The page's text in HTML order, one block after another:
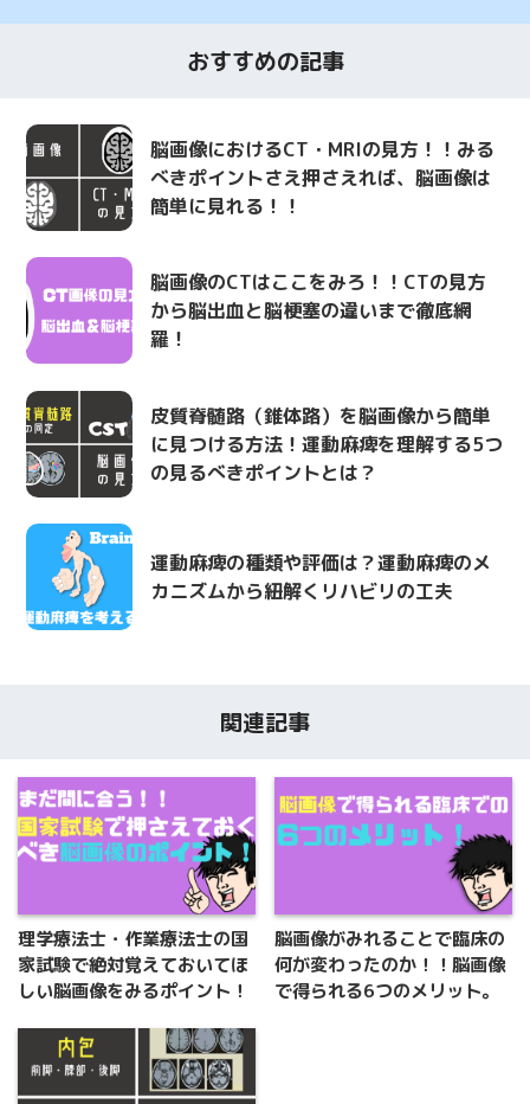
おすすめの記事
脳画像におけるCT・MRIの見方！！みる
べきポイントさえ押さえれば、脳画像は
簡単に見れる！！
脳画像のCTはここをみろ！！CTの見方
から脳出血と脳梗塞の違いまで徹底網
羅！
皮質脊髄路（錐体路）を脳画像から簡単
に見つける方法！運動麻痺を理解する5つ
の見るべきポイントとは？
運動麻痺の種類や評価は？運動麻痺のメ
カニズムから紐解くリハビリの工夫
関連記事
理学療法士・作業療法士の国
家試験で絶対覚えておいてほ
しい脳画像をみるポイント！
脳画像がみれることで臨床の
何が変わったのか！！脳画像
で得られる6つのメリット。